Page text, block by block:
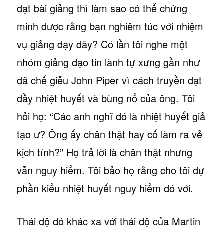
đạt bài giảng thì làm sao có thể chứng
minh được rằng bạn nghiêm túc với nhiệm
vụ giảng dạy đây? Có lần tôi nghe một
nhóm giảng đạo tin lành tự xưng gần như
đã chế giễu John Piper vì cách truyền đạt
đầy nhiệt huyết và bùng nổ của ông. Tôi
hỏi họ: “Các anh nghĩ đó là nhiệt huyết giả
tạo ư? Ông ấy chân thật hay cố làm ra vẻ
kịch tính?” Họ trả lời là chân thật nhưng
vẫn nguy hiểm. Tôi bảo họ rằng cho tôi dự
phần kiểu nhiệt huyết nguy hiểm đó với.
Thái độ đó khác xa với thái độ của Martin